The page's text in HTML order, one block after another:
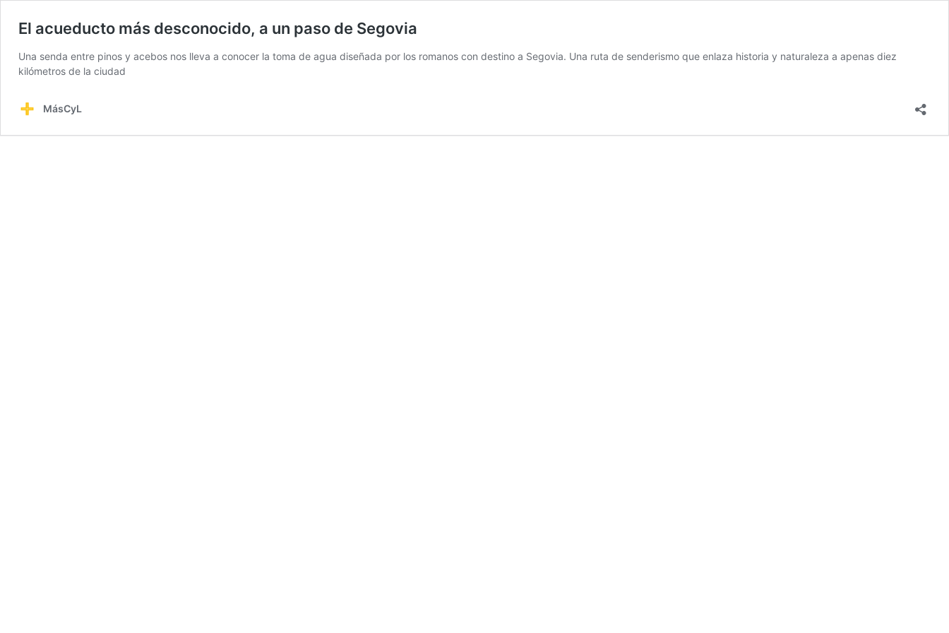
El acueducto más desconocido, a un paso de Segovia
Una senda entre pinos y acebos nos lleva a conocer la toma de agua diseñada por los romanos con destino a Segovia. Una ruta de senderismo que enlaza historia y naturaleza a apenas diez
kilómetros de la ciudad
MásCyL